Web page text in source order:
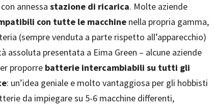
annessa stazione di ricarica. Molte aziende
con tutte le macchine nella propria gamma,
(sempre venduta a parte rispetto all’apparecchio)
assoluta presentata a Eima Green – alcune aziende
proporre batterie intercambiabili su tutti gli
: un’idea geniale e molto vantaggiosa per gli hobbisti
da impiegare su 5-6 macchine differenti,